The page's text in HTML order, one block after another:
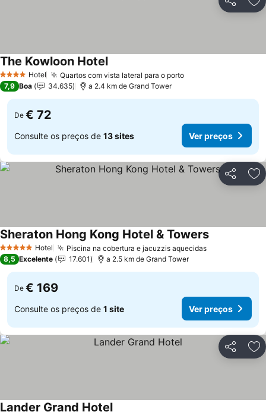
Partilhar
4 EstrelasHotel Quartos com vista lateral para o portoVer preços
The Kowloon HotelVer preços
7,9 Boa 34.635 a 2.4 km de Grand Tower
De € 72
Consulte os preços de 13 sites Ver preços
Partilhar
5 Estrelas Hotel Piscina na cobertura e jacuzzis aquecidasVer preços
Sheraton Hong Kong Hotel & TowersVer preços
8,5 Excelente 17.601 a 2.5 km de Grand Tower
De € 169
Consulte os preços de 1 site Ver preços
Partilhar
Lander Grand Hotel